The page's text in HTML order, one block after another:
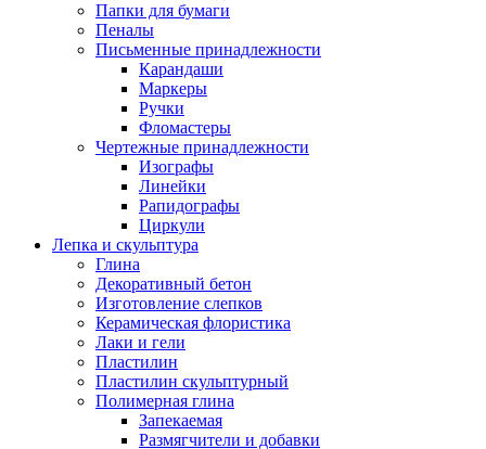
Папки для бумаги
Пеналы
Письменные принадлежности
Карандаши
Маркеры
Ручки
Фломастеры
Чертежные принадлежности
Изографы
Линейки
Рапидографы
Циркули
Лепка и скульптура
Глина
Декоративный бетон
Изготовление слепков
Керамическая флористика
Лаки и гели
Пластилин
Пластилин скульптурный
Полимерная глина
Запекаемая
Размягчители и добавки